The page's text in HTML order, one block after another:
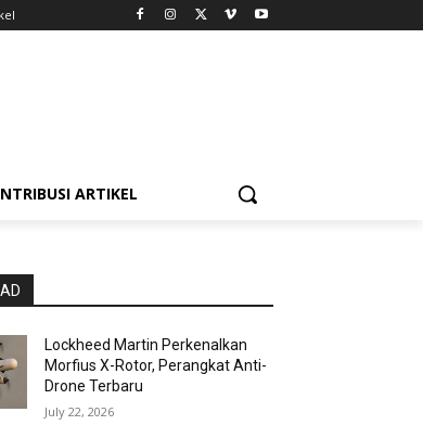
ARTIKEL
Lockheed Martin Perkenalkan
Morfius X-Rotor, Perangkat Anti-
Drone Terbaru
July 22, 2026